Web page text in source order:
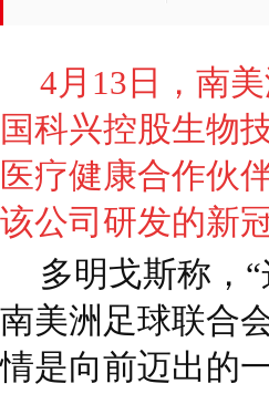
4月13日，南
国科兴控股生物
医疗健康合作伙
该公司研发的新
多明戈斯称，
南美洲足球联合
情是向前迈出的